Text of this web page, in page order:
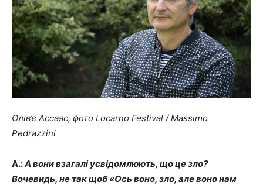
Олів’є Ассаяс, фото Locarno Festival / Massimo
Pedrazzini
А.:А вони взагалі усвідомлюють, що це зло?
Вочевидь, не так щоб «Ось воно, зло, але воно нам